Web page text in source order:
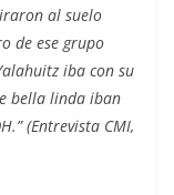
al suelo
de ese grupo
iba con su
bella linda iban
(Entrevista CMI,